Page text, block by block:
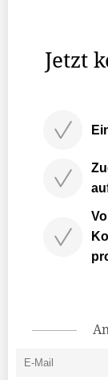
Jetzt